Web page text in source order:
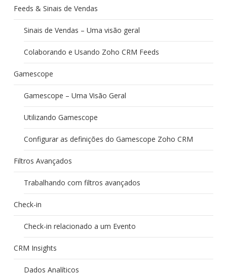
Feeds & Sinais de Vendas
Sinais de Vendas – Uma visão geral
Colaborando e Usando Zoho CRM Feeds
Gamescope
Gamescope – Uma Visão Geral
Utilizando Gamescope
Configurar as definições do Gamescope Zoho CRM
Filtros Avançados
Trabalhando com filtros avançados
Check-in
Check-in relacionado a um Evento
CRM Insights
Dados Analíticos